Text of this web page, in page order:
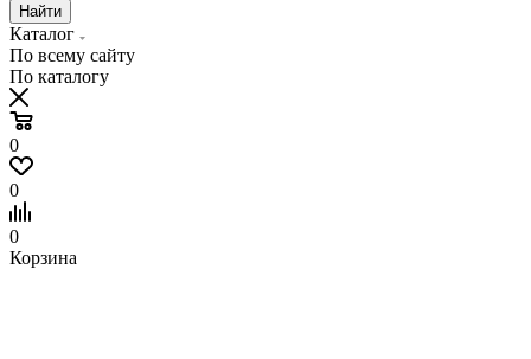
Найти
Каталог
По всему сайту
По каталогу
0
0
0
Корзина